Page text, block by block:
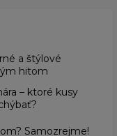
a štýlové
hitom
– ktoré kusy
Samozrejme!